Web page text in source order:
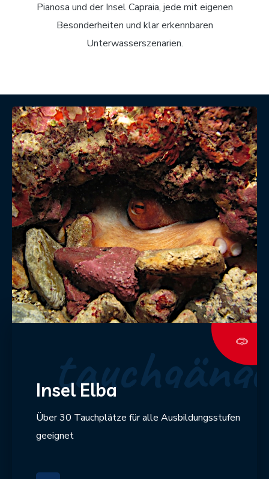
Pianosa und der Insel Capraia, jede mit eigenen
Besonderheiten und klar erkennbaren
Unterwasserszenarien.
tauchgänge
Insel Elba
Über 30 Tauchplätze für alle Ausbildungsstufen
geeignet